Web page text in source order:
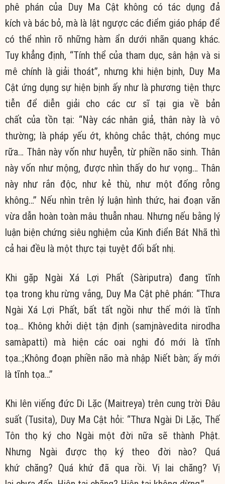
phê phán của Duy Ma Cật không có tác dụng đả
kích và bác bỏ, mà là lật ngược các điểm giáo pháp để
có thể nhìn rõ những hàm ẩn dưới nhãn quang khác.
Tuy khẳng định, “Tính thể của tham dục, sân hận và si
mê chính là giải thoát”, nhưng khi hiện bịnh, Duy Ma
Cật ứng dụng sự hiện bịnh ấy như là phương tiện thực
tiễn để diễn giải cho các cư sĩ tại gia về bản
chất của tồn tại: “Này các nhân giả, thân này là vô
thường; là pháp yếu ớt, không chắc thật, chóng mục
rữa… Thân này vốn như huyễn, từ phiền não sinh. Thân
này vốn như mộng, được nhìn thấy do hư vọng… Thân
này như rắn độc, như kẻ thù, như một đống rỗng
không…” Nếu nhìn trên lý luận hình thức, hai đoạn văn
vừa dẫn hoàn toàn mâu thuẫn nhau. Nhưng nếu bằng lý
luận biện chứng siêu nghiệm của Kinh điển Bát Nhã thì
cả hai đều là một thực tại tuyệt đối bất nhị.
Khi gặp Ngài Xá Lợi Phất (Sàriputra) đang tĩnh
tọa trong khu rừng vắng, Duy Ma Cật phê phán: “Thưa
Ngài Xá Lợi Phất, bất tất ngồi như thế mới là tĩnh
toạ… Không khởi diệt tận định (samjnàvedita nirodha
samàpatti) mà hiện các oai nghi đó mới là tĩnh
tọa..;Không đoạn phiền não mà nhập Niết bàn; ấy mới
là tĩnh tọa…”
Khi lên viếng đức Di Lặc (Maitreya) trên cung trời Đâu
suất (Tusita), Duy Ma Cật hỏi: “Thưa Ngài Di Lặc, Thế
Tôn thọ ký cho Ngài một đời nữa sẽ thành Phật.
Nhưng Ngài được thọ ký theo đời nào? Quá
khứ chăng? Quá khứ đã qua rồi. Vị lai chăng? Vị